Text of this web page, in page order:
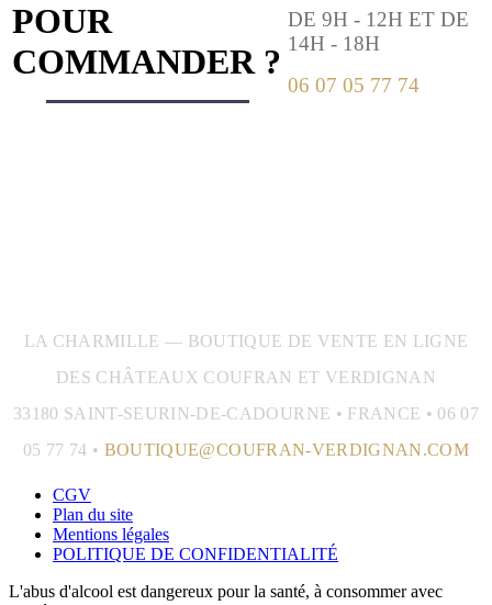
POUR
COMMANDER ?
DE 9H - 12H ET DE
14H - 18H
06 07 05 77 74
LA CHARMILLE — BOUTIQUE DE VENTE EN LIGNE
DES CHÂTEAUX COUFRAN ET VERDIGNAN
33180 SAINT-SEURIN-DE-CADOURNE • FRANCE • 06 07
05 77 74 • BOUTIQUE@COUFRAN-VERDIGNAN.COM
CGV
Plan du site
Mentions légales
POLITIQUE DE CONFIDENTIALITÉ
L'abus d'alcool est dangereux pour la santé, à consommer avec